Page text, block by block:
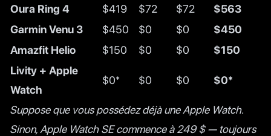
Oura Ring 4
$419 $72 $72
$563
Garmin Venu 3
$450 $0 $0
$450
Amazfit Helio
$150 $0 $0
$150
Livity + Apple
Watch
$0* $0 $0 $0*
Suppose que vous possédez déjà une Apple Watch.
Sinon, Apple Watch SE commence à 249 $ — toujours